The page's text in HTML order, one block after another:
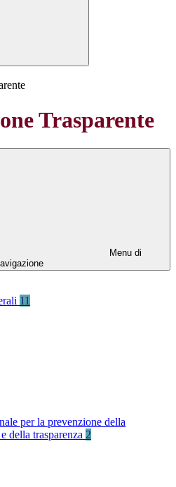
Trasparente
Menu di
11
per la prevenzione della
della trasparenza 2